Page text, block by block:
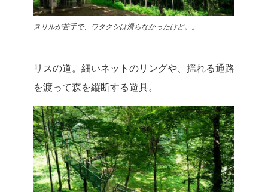
スリルが苦手で、ワタクシは滑らなかったけど。。
リスの道。細いネットのリングや、揺れる通路
を渡って森を縦断する遊具。